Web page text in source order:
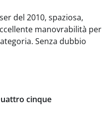
del 2010, spaziosa,
manovrabilità per
Senza dubbio
di barche a vela per le
divertimento e
suo motore affidabile.
e dai consumi
Bavaria 45 Cruiser ha una
cinque